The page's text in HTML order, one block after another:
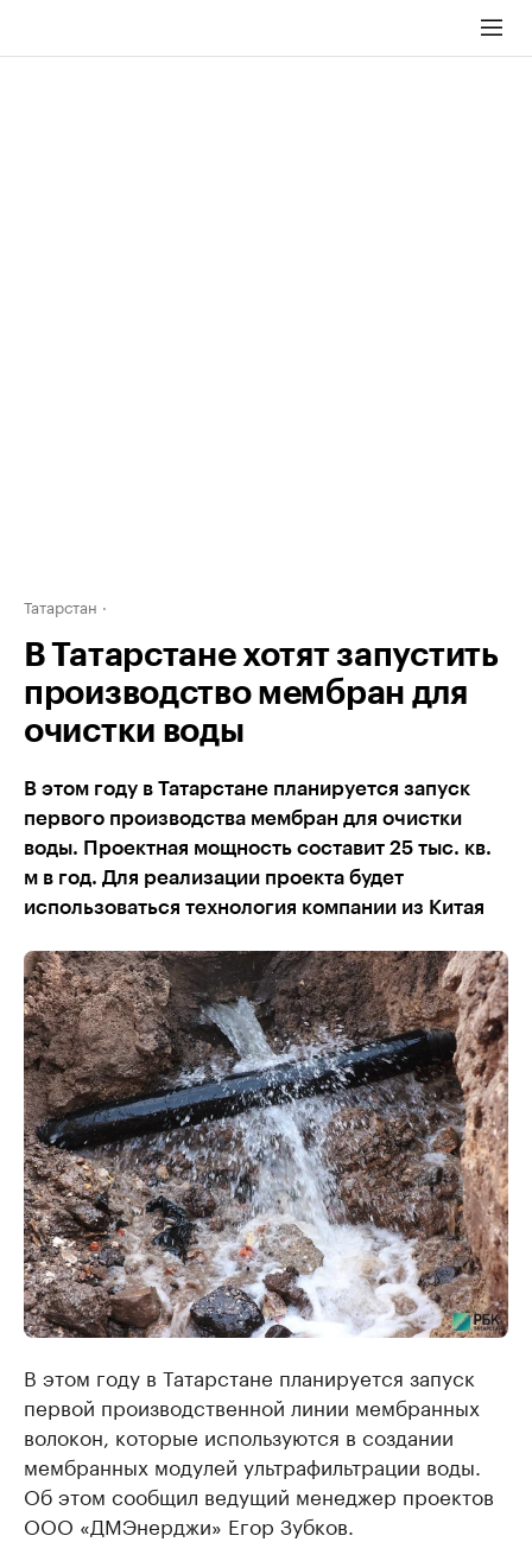
Татарстан
В Татарстане хотят запустить
производство мембран для
очистки воды
В этом году в Татарстане планируется запуск
первого производства мембран для очистки
воды. Проектная мощность составит 25 тыс. кв.
м в год. Для реализации проекта будет
использоваться технология компании из Китая
В этом году в Татарстане планируется запуск
первой производственной линии мембранных
волокон, которые используются в создании
мембранных модулей ультрафильтрации воды.
Об этом сообщил ведущий менеджер проектов
ООО «ДМЭнерджи» Егор Зубков.